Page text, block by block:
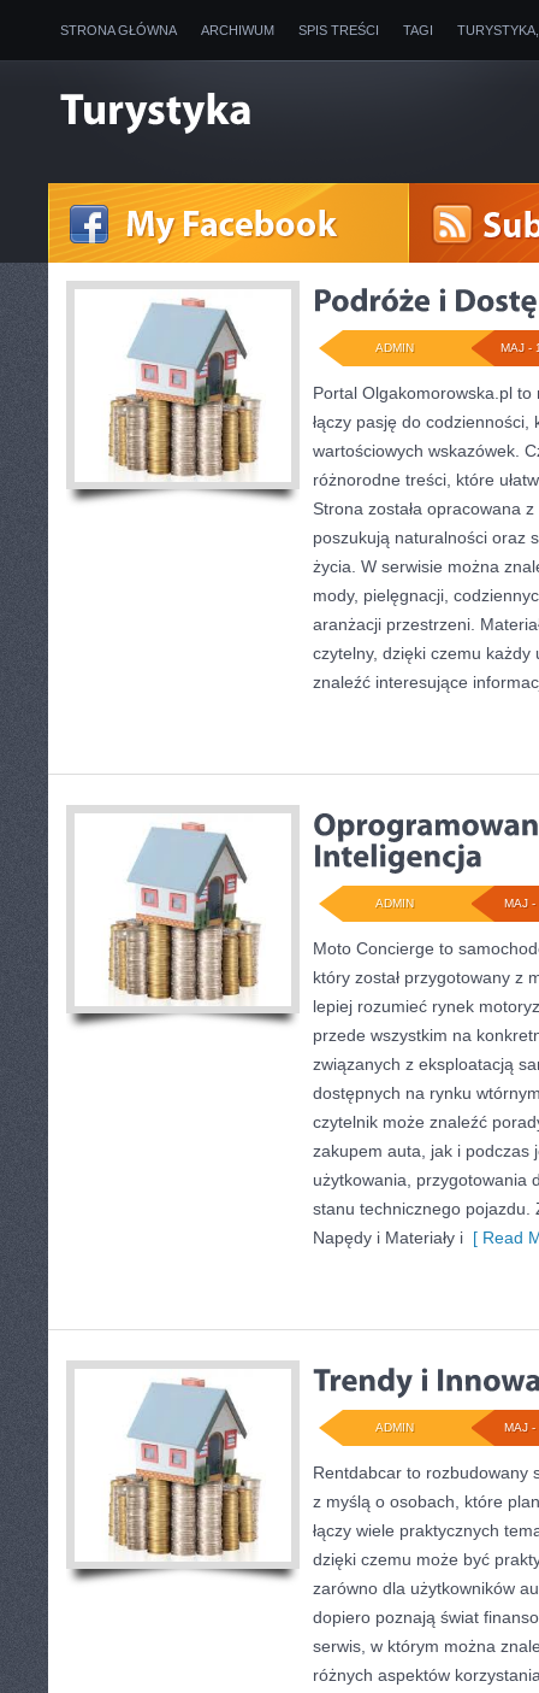
STRONA GŁÓWNA ARCHIWUM SPIS TREŚCI TAGI
MAJ -
ADMIN
Portal Olgakomorowska.pl
łączy pasję do codzienności,
wartościowych wskazówek.
różnorodne treści, które
Strona została opracowana
poszukują naturalności oraz
życia. W serwisie można
mody, pielęgnacji,
aranżacji przestrzeni.
czytelny, dzięki czemu każdy
znaleźć interesujące
MAJ -
ADMIN
Moto Concierge to
który został przygotowany z
lepiej rozumieć rynek
przede wszystkim na
związanych z eksploatacją
dostępnych na rynku
czytelnik może znaleźć
zakupem auta, jak i podczas
użytkowania, przygotowania
stanu technicznego pojazdu.
Napędy i Materiały i [ Read
MAJ -
ADMIN
Rentdabcar to rozbudowany
z myślą o osobach, które
łączy wiele praktycznych
dzięki czemu może być
zarówno dla użytkowników
dopiero poznają świat
serwis, w którym można
różnych aspektów